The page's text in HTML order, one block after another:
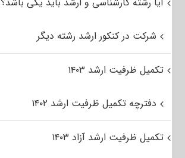
شرکت در کنکور ارشد رشته دیگر
تکمیل ظرفیت ارشد ۱۴۰۳
دفترچه تکمیل ظرفیت ارشد ۱۴۰۲
تکمیل ظرفیت ارشد آزاد ۱۴۰۳